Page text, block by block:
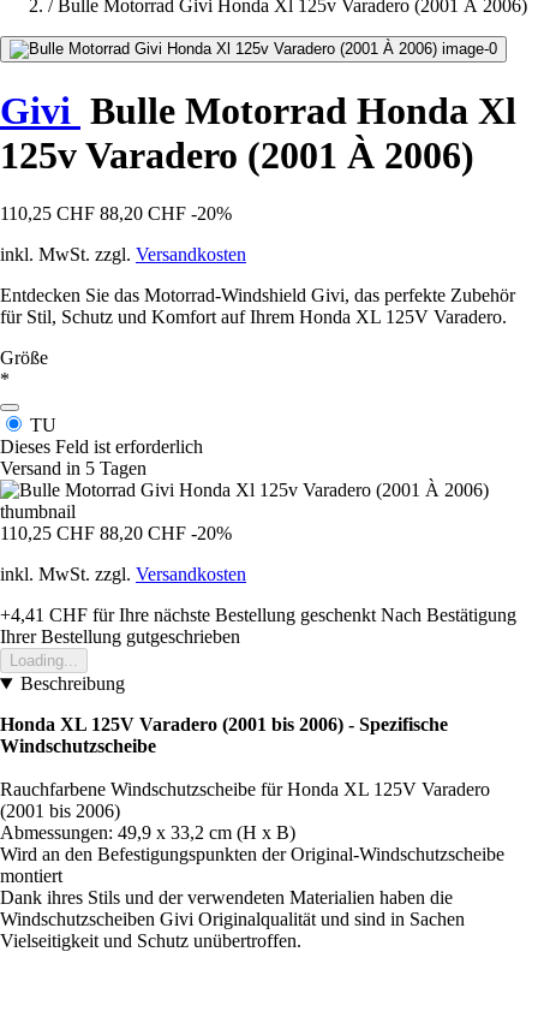
/ Bulle Motorrad Givi Honda Xl 125v Varadero (2001 À 2006)
Givi Bulle Motorrad Honda Xl
125v Varadero (2001 À 2006)
110,25 CHF 88,20 CHF -20%
inkl. MwSt. zzgl. Versandkosten
Entdecken Sie das Motorrad-Windshield Givi, das perfekte Zubehör
für Stil, Schutz und Komfort auf Ihrem Honda XL 125V Varadero.
Größe
*
TU
Dieses Feld ist erforderlich
Versand in 5 Tagen
110,25 CHF 88,20 CHF -20%
inkl. MwSt. zzgl. Versandkosten
+4,41 CHF für Ihre nächste Bestellung geschenkt Nach Bestätigung
Ihrer Bestellung gutgeschrieben
Loading...
Beschreibung
Honda XL 125V Varadero (2001 bis 2006) - Spezifische
Windschutzscheibe
Rauchfarbene Windschutzscheibe für Honda XL 125V Varadero
(2001 bis 2006)
Abmessungen: 49,9 x 33,2 cm (H x B)
Wird an den Befestigungspunkten der Original-Windschutzscheibe
montiert
Dank ihres Stils und der verwendeten Materialien haben die
Windschutzscheiben Givi Originalqualität und sind in Sachen
Vielseitigkeit und Schutz unübertroffen.